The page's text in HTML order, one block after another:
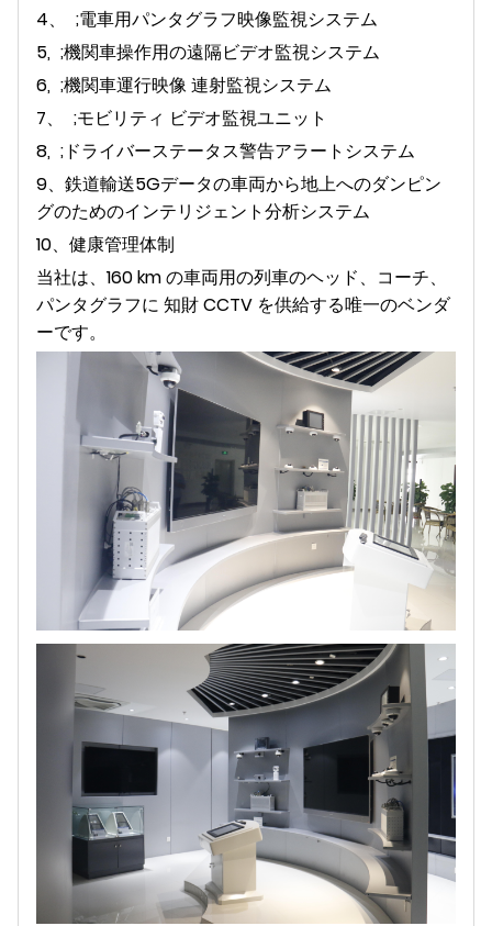
4、
;電車用パンタグラフ映像監視システム
5, ;機関車操作用の遠隔ビデオ監視システム
6, ;機関車運行映像 連射監視システム
7、
;モビリティ ビデオ監視ユニット
8, ;ドライバーステータス警告アラートシステム
9、鉄道輸送5Gデータの車両から地上へのダンピン
グのためのインテリジェント分析システム
10、健康管理体制
当社は、160 km の車両用の列車のヘッド、コーチ、
パンタグラフに 知財 CCTV を供給する唯一のベンダ
ーです。